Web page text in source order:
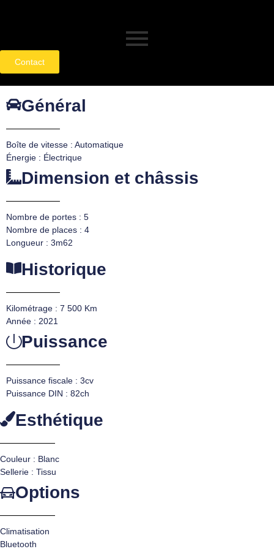
Contact
Général
Boîte de vitesse : Automatique
Énergie : Électrique
Dimension et châssis
Nombre de portes : 5
Nombre de places : 4
Longueur : 3m62
Historique
Kilométrage : 7 500 Km
Année : 2021
Puissance
Puissance fiscale : 3cv
Puissance DIN : 82ch
Esthétique
Couleur : Blanc
Sellerie : Tissu
Options
Climatisation
Bluetooth